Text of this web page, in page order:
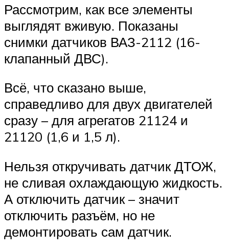
Рассмотрим, как все элементы
выглядят вживую. Показаны
снимки датчиков ВАЗ-2112 (16-
клапанный ДВС).
Всё, что сказано выше,
справедливо для двух двигателей
сразу – для агрегатов 21124 и
21120 (1,6 и 1,5 л).
Нельзя откручивать датчик ДТОЖ,
не сливая охлаждающую жидкость.
А отключить датчик – значит
отключить разъём, но не
демонтировать сам датчик.